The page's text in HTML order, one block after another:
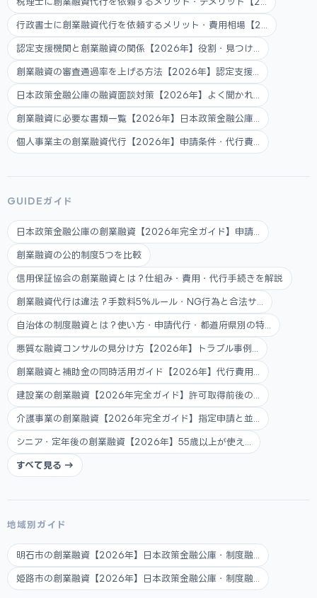
行政書士に創業融資代行を依頼するメリット・費用相場【2...
認定支援機関と創業融資の関係【2026年】役割・見つけ...
創業融資の審査通過率を上げる方法【2026年】認定支援...
日本政策金融公庫の融資面談対策【2026年】よく聞かれ...
創業融資に必要な書類一覧【2026年】日本政策金融公庫...
個人事業主の創業融資代行【2026年】申請条件・代行費...
GUIDEガイド
日本政策金融公庫の創業融資【2026年完全ガイド】申請...
創業融資の公的制度5つを比較
信用保証協会の創業融資とは？仕組み・費用・代行手続きを解説
創業融資代行は違法？手数料5%ルール・NG行為と合法サ...
自治体の制度融資とは？使い方・申請代行・都道府県別の特...
悪質な融資コンサルの見分け方【2026年】トラブル事例...
創業融資と補助金の同時活用ガイド【2026年】代行費用...
建設業の創業融資【2026年完全ガイド】許可取得前後の...
介護事業の創業融資【2026年完全ガイド】指定申請と並...
シニア・定年後の創業融資【2026年】55歳以上が使え...
すべて見る →
地域別ガイド
明石市の創業融資【2026年】日本政策金融公庫・制度融...
姫路市の創業融資【2026年】日本政策金融公庫・制度融...